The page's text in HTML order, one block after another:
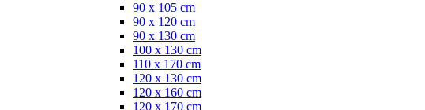
90 x 105 cm
90 x 120 cm
90 x 130 cm
100 x 130 cm
110 x 170 cm
120 x 130 cm
120 x 160 cm
120 x 170 cm